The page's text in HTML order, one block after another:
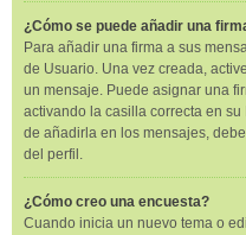
¿Cómo se puede añadir una
Para añadir una firma a sus
de Usuario. Una vez creada,
un mensaje. Puede asignar una
activando la casilla correcta en
de añadirla en los mensajes,
del perfil.
¿Cómo creo una encuesta?
Cuando inicia un nuevo tema o